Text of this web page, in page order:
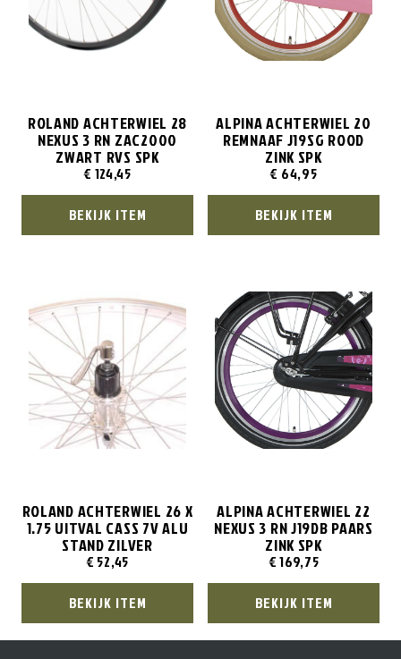
ROLAND ACHTERWIEL 28
NEXUS 3 RN ZAC2000
ZWART RVS SPK
€ 124,45
BEKIJK ITEM
ALPINA ACHTERWIEL 20
REMNAAF J19SG ROOD
ZINK SPK
€ 64,95
BEKIJK ITEM
ROLAND ACHTERWIEL 26 X
1.75 UITVAL CASS 7V ALU
STAND ZILVER
€ 52,45
BEKIJK ITEM
ALPINA ACHTERWIEL 22
NEXUS 3 RN J19DB PAARS
ZINK SPK
€169,75
BEKIJK ITEM